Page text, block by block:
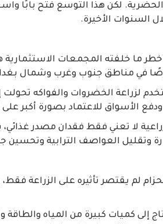
لكن هذا التوسع فتح بابًا
السنوات الأخيرة.
ما خلفته المجمعات الاستثمارية
في مناطق جنوب وغرب وشمال
لزراعة الخضروات والفواكه
الأسواق للاعتماد بصورة أكبر على
لا تعني فقط فقدان مصدر
وتقليل العواصف الترابية وتحسين
لم يقتصر تأثيره على الزراعة فقط،
إلى كميات كبيرة من المياه والطاقة